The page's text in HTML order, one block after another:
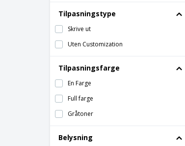
Demonterbar Talerstol
Guidon
Hyllestopper
Luftpumpe for Gummibåter
Tilpasningstype
Skrive ut
Uten Customization
Tilpasningsfarge
En Farge
Full farge
Gråtoner
Belysning